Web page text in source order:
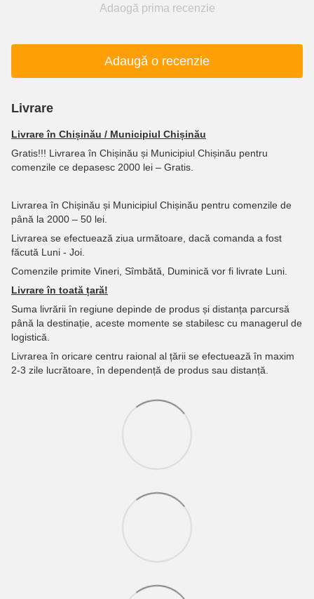
Adaogă prima recenzie
Adaugă o recenzie
Livrare
Livrare în Chișinău / Municipiul Chișinău
Gratis!!! Livrarea în Chișinău și Municipiul Chișinău pentru
comenzile ce depasesc 2000 lei – Gratis.
Livrarea în Chișinău și Municipiul Chișinău pentru comenzile de
până la 2000 – 50 lei.
Livrarea se efectuează ziua următoare, dacă comanda a fost
făcută Luni - Joi.
Comenzile primite Vineri, Sîmbătă, Duminică vor fi livrate Luni.
Livrare în toată țară!
Suma livrării în regiune depinde de produs și distanța parcursă
până la destinație, aceste momente se stabilesc cu managerul de
logistică.
Livrarea în oricare centru raional al țării se efectuează în maxim
2-3 zile lucrătoare, în dependență de produs sau distanță.